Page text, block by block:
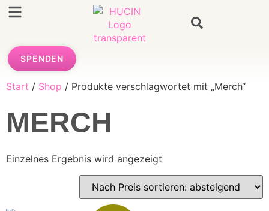
SPENDEN
Start / Shop / Produkte verschlagwortet mit „Merch“
MERCH
Einzelnes Ergebnis wird angezeigt